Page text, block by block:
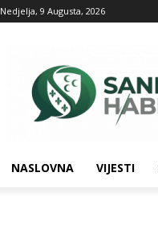
Nedjelja, 9 Augusta, 2026
NASLOVNA VIJESTI